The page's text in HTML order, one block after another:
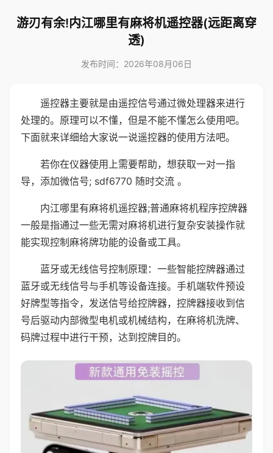
游刃有余!内江哪里有麻将机遥控器(远距离穿
透)
发布时间：2026年08月06日
遥控器主要就是由遥控信号通过微处理器来进行
处理的。原理可以不懂，但是不能不懂怎么使用吧。
下面就来详细给大家说一说遥控器的使用方法吧。
若你在仪器使用上需要帮助，想获取一对一指
导，添加微信号; sdf6770 随时交流 。
内江哪里有麻将机遥控器;普通麻将机程序控牌器
一般是指通过一些无需对麻将机进行复杂安装操作就
能实现控制麻将牌功能的设备或工具。
蓝牙或无线信号控制原理：一些智能控牌器通过
蓝牙或无线信号与手机等设备连接。手机端软件预设
好牌型等指令，发送信号给控牌器，控牌器接收到信
号后驱动内部微型电机或机械结构，在麻将机洗牌、
码牌过程中进行干预，达到控牌目的。